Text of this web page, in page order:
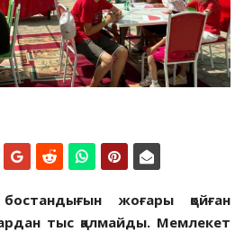
жоғары қойған
тыс қалмайды. Мемлекет